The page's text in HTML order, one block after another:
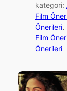
kategori:
Film
Önerileri,
Film
Önerileri